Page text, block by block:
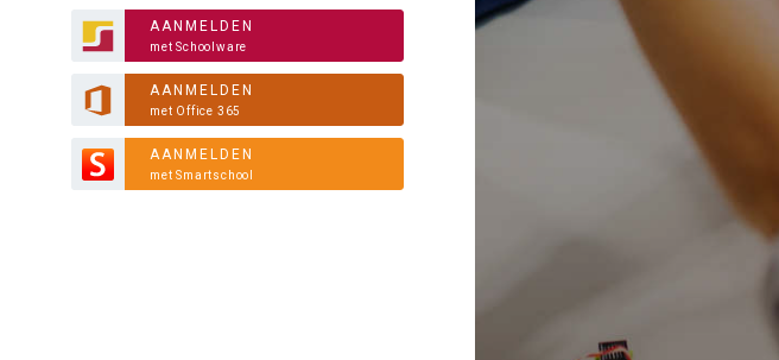
AANMELDEN
met Schoolware
AANMELDEN
met Office 365
AANMELDEN
met Smartschool